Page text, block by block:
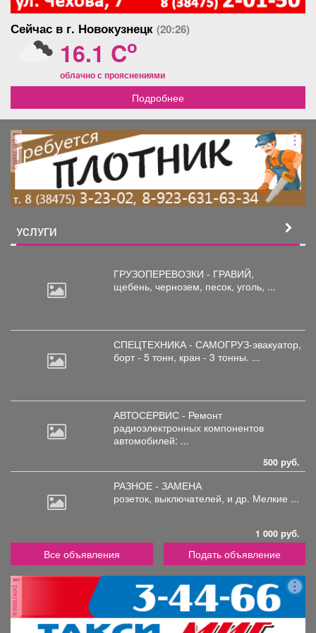
Сейчас в г. Новокузнецк (20:26)
16.1 Co
облачно с прояснениями
Подробнее
реклама
УСЛУГИ
ГРУЗОПЕРЕВОЗКИ - ГРАВИЙ,
щебень, чернозем, песок, уголь, ...
СПЕЦТЕХНИКА - САМОГРУЗ-эвакуатор,
борт - 5 тонн, кран - 3 тонны. ...
АВТОСЕРВИС - Ремонт
радиоэлектронных компонентов
автомобилей: ...
500 руб.
РАЗНОЕ - ЗАМЕНА
розеток, выключателей, и др. Мелкие ...
1 000 руб.
Все объявления Подать объявление
реклама